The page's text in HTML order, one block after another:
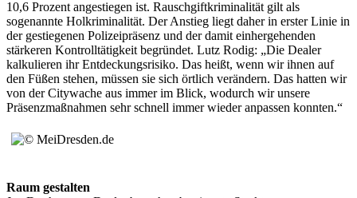
10,6 Prozent angestiegen ist. Rauschgiftkriminalität gilt als
sogenannte Holkriminalität. Der Anstieg liegt daher in erster Linie in
der gestiegenen Polizeipräsenz und der damit einhergehenden
stärkeren Kontrolltätigkeit begründet. Lutz Rodig: „Die Dealer
kalkulieren ihr Entdeckungsrisiko. Das heißt, wenn wir ihnen auf
den Füßen stehen, müssen sie sich örtlich verändern. Das hatten wir
von der Citywache aus immer im Blick, wodurch wir unsere
Präsenzmaßnahmen sehr schnell immer wieder anpassen konnten.“
Raum gestalten